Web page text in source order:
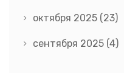
октября 2025 (23)
сентября 2025 (4)